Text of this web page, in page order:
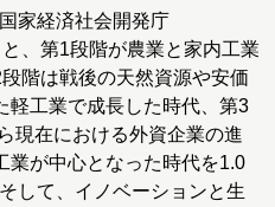
家経済社会開発庁
と、第1段階が農業と家内工業
階は戦後の天然資源や安価
軽工業で成長した時代、第3
現在における外資企業の進
業が中心となった時代を1.0
して、イノベーションと生